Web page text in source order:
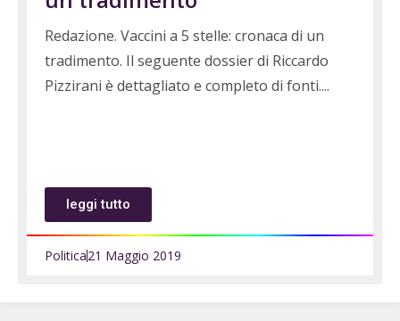
Redazione. Vaccini a 5 stelle: cronaca di un
tradimento. Il seguente dossier di Riccardo
Pizzirani è dettagliato e completo di fonti.
leggi tutto
Politica21 Maggio 2019